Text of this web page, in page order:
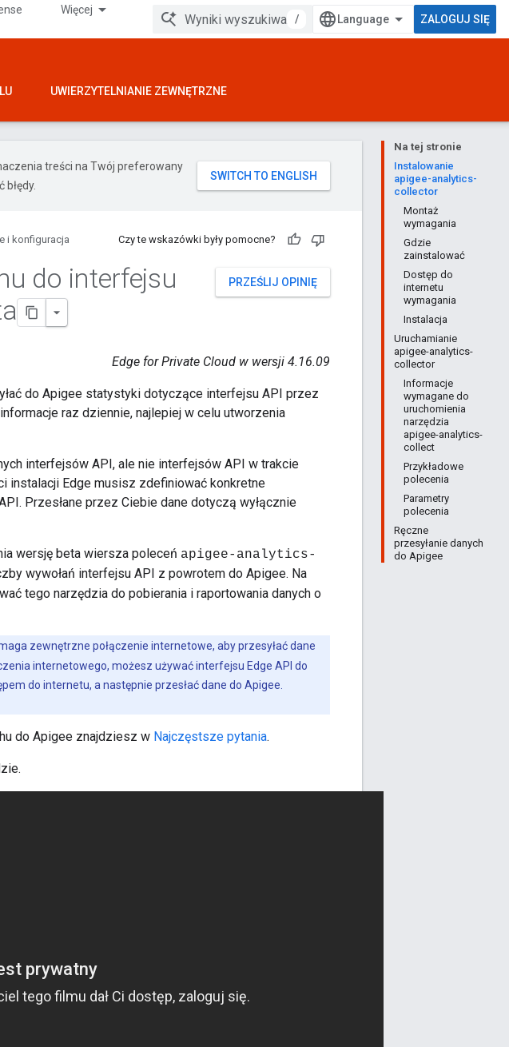
Więcej
/ ZALOGUJ SIĘ
UWIERZYTELNIANIE ZEWNĘTRZNE
Na tej stronie
Instalowanie
apigee-analytics-
collector
Montaż
wymagania
Gdzie
zainstalować
Dostęp do
internetu
wymagania
Instalacja
Uruchamianie
apigee-analytics-
collector
Informacje
wymagane do
uruchomienia
narzędzia
apigee-analytics-
collect
Przykładowe
polecenia
Parametry
polecenia
Ręczne
przesyłanie danych
do Apigee
treści na Twój preferowany
i konfiguracja Czy te wskazówki były pomocne?
PRZEŚLIJ OPINIĘ
do interfejsu
Edge for Private Cloud w wersji 4.16.09
do Apigee statystyki dotyczące interfejsu API przez
raz dziennie, najlepiej w celu utworzenia
interfejsów API, ale nie interfejsów API w trakcie
instalacji Edge musisz zdefiniować konkretne
Przesłane przez Ciebie dane dotyczą wyłącznie
wersję beta wiersza poleceń apigee-analytics-
wywołań interfejsu API z powrotem do Apigee. Na
tego narzędzia do pobierania i raportowania danych o
zewnętrzne połączenie internetowe, aby przesyłać dane
internetowego, możesz używać interfejsu Edge API do
do internetu, a następnie przesłać dane do Apigee.
do Apigee znajdziesz w Najczęstsze pytania.